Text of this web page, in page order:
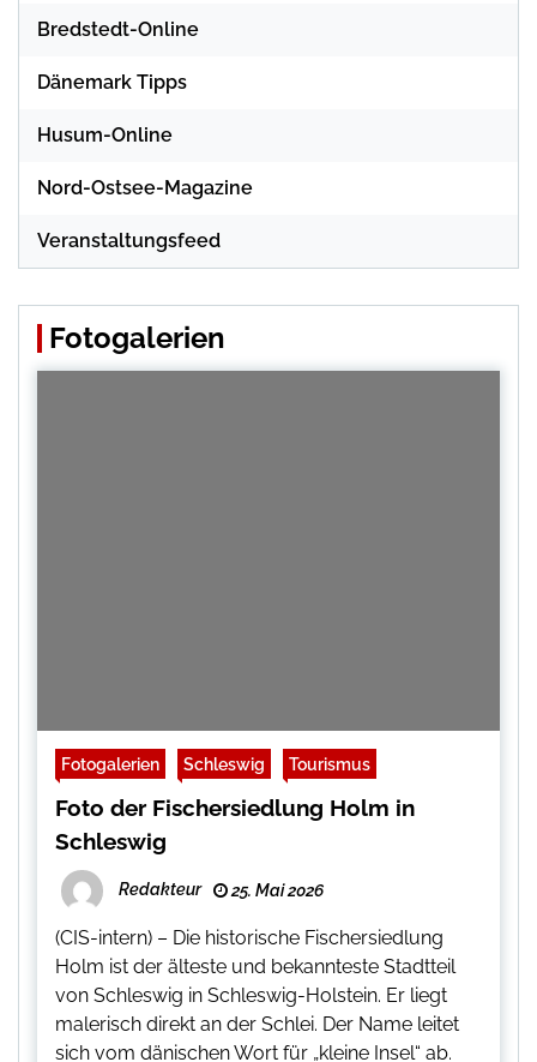
Bredstedt-Online
Dänemark Tipps
Husum-Online
Nord-Ostsee-Magazine
Veranstaltungsfeed
Fotogalerien
Fotogalerien Schleswig Tourismus
Foto der Fischersiedlung Holm in
Schleswig
Redakteur 25. Mai 2026
(CIS-intern) – Die historische Fischersiedlung
Holm ist der älteste und bekannteste Stadtteil
von Schleswig in Schleswig-Holstein. Er liegt
malerisch direkt an der Schlei. Der Name leitet
sich vom dänischen Wort für „kleine Insel“ ab.